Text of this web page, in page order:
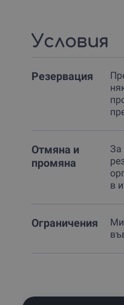
Условия
Резервация
Отмяна и
промяна
За
в
Ограничения